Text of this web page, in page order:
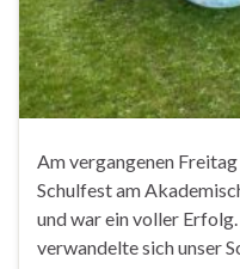
Am vergangenen
Schulfest am
und war ein voller
verwandelte sich unser